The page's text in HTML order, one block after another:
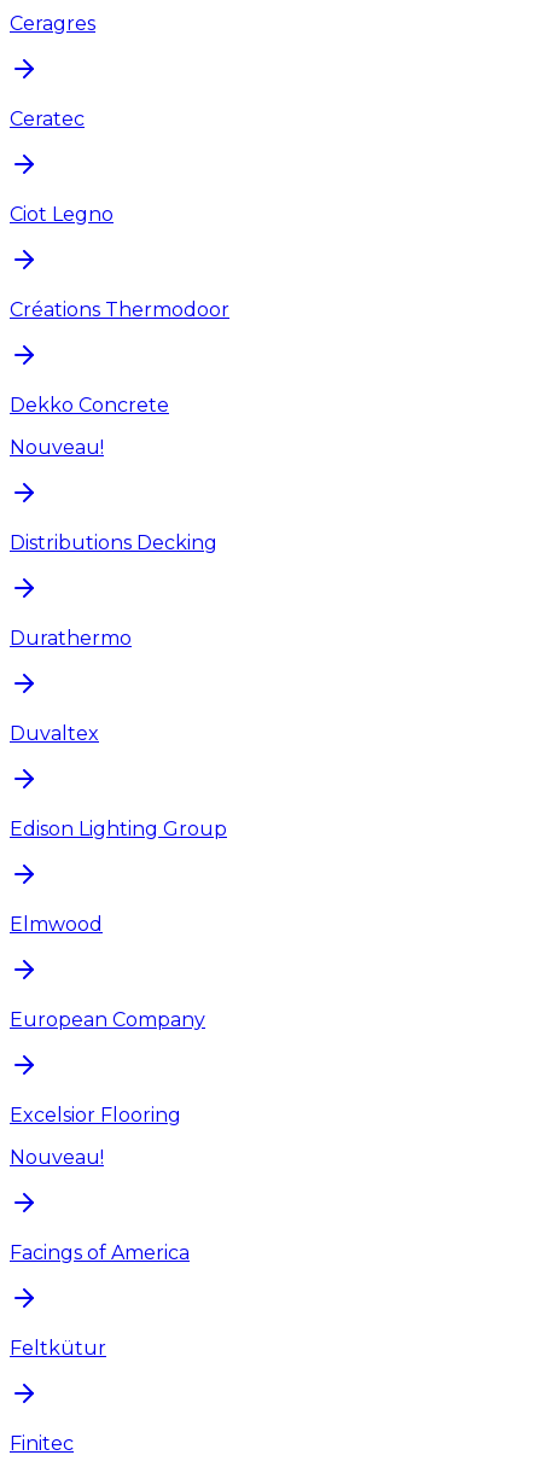
Ceragres
Ceratec
Ciot Legno
Créations Thermodoor
Dekko Concrete
Nouveau!
Distributions Decking
Durathermo
Duvaltex
Edison Lighting Group
Elmwood
European Company
Excelsior Flooring
Nouveau!
Facings of America
Feltkütur
Finitec